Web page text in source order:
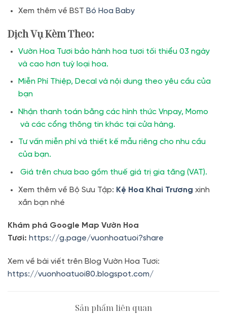
Xem thêm về BST Bó Hoa Baby
Dịch Vụ Kèm Theo:
Vườn Hoa Tươi bảo hành hoa tươi tối thiểu 03 ngày
và cao hơn tuỳ loại hoa.
Miễn Phí Thiệp, Decal và nội dung theo yêu cầu của
bạn
Nhận thanh toán bằng các hình thức Vnpay, Momo
và các cổng thông tin khác tại cửa hàng.
Tư vấn miễn phí và thiết kế mẫu riêng cho nhu cầu
của bạn.
Giá trên chưa bao gồm thuế giá trị gia tăng (VAT).
Xem thêm về Bộ Sưu Tập: Kệ Hoa Khai Trương xinh
xắn bạn nhé
Khám phá Google Map Vườn Hoa
Tươi: https://g.page/vuonhoatuoi?share
Xem về bài viết trên Blog Vườn Hoa Tươi:
https://vuonhoatuoi80.blogspot.com/
Sản phẩm liên quan